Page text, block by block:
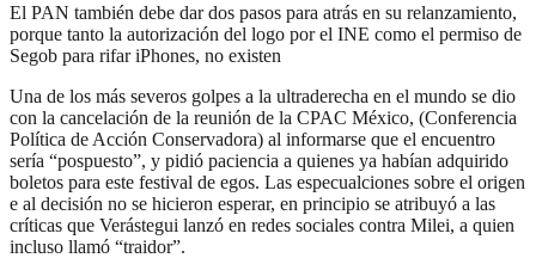
El PAN también debe dar dos pasos para atrás en su relanzamiento,
porque tanto la autorización del logo por el INE como el permiso de
Segob para rifar iPhones, no existen
Una de los más severos golpes a la ultraderecha en el mundo se dio
con la cancelación de la reunión de la CPAC México, (Conferencia
Política de Acción Conservadora) al informarse que el encuentro
sería “pospuesto”, y pidió paciencia a quienes ya habían adquirido
boletos para este festival de egos. Las especualciones sobre el origen
e al decisión no se hicieron esperar, en principio se atribuyó a las
críticas que Verástegui lanzó en redes sociales contra Milei, a quien
incluso llamó “traidor”.